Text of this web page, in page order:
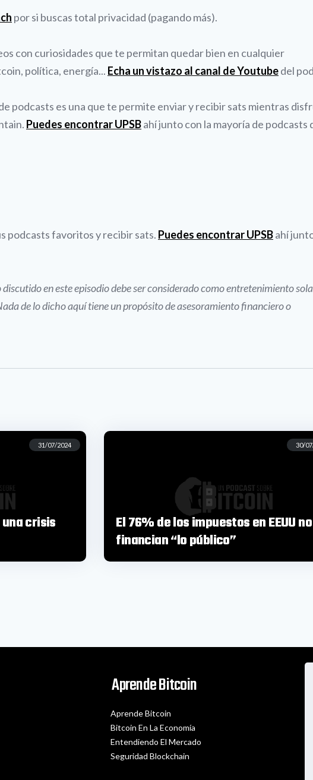
por si buscas total privacidad (pagando más).
con curiosidades que te permitan quedar bien en cualquier
política, energía... Echa un vistazo al canal de Youtubedel
podcasts es una que te permite enviar y recibir sats mientras
Puedes encontrar UPSBahí junto con la mayoría de podcasts
podcasts favoritos y recibir sats. Puedes encontrar UPSBahí
en este episodio debe ser considerado como entretenimiento
de lo dicho aquí tiene un propósito de asesoramiento financiero o
31/07/2024
crisis
30/
El 76% de los impuestos en EEUU no
financian “lo público”
Aprende Bitcoin
Aprende Bitcoin
Bitcoin En La Economía
Entendiendo El Mercado
Seguridad Blockchain